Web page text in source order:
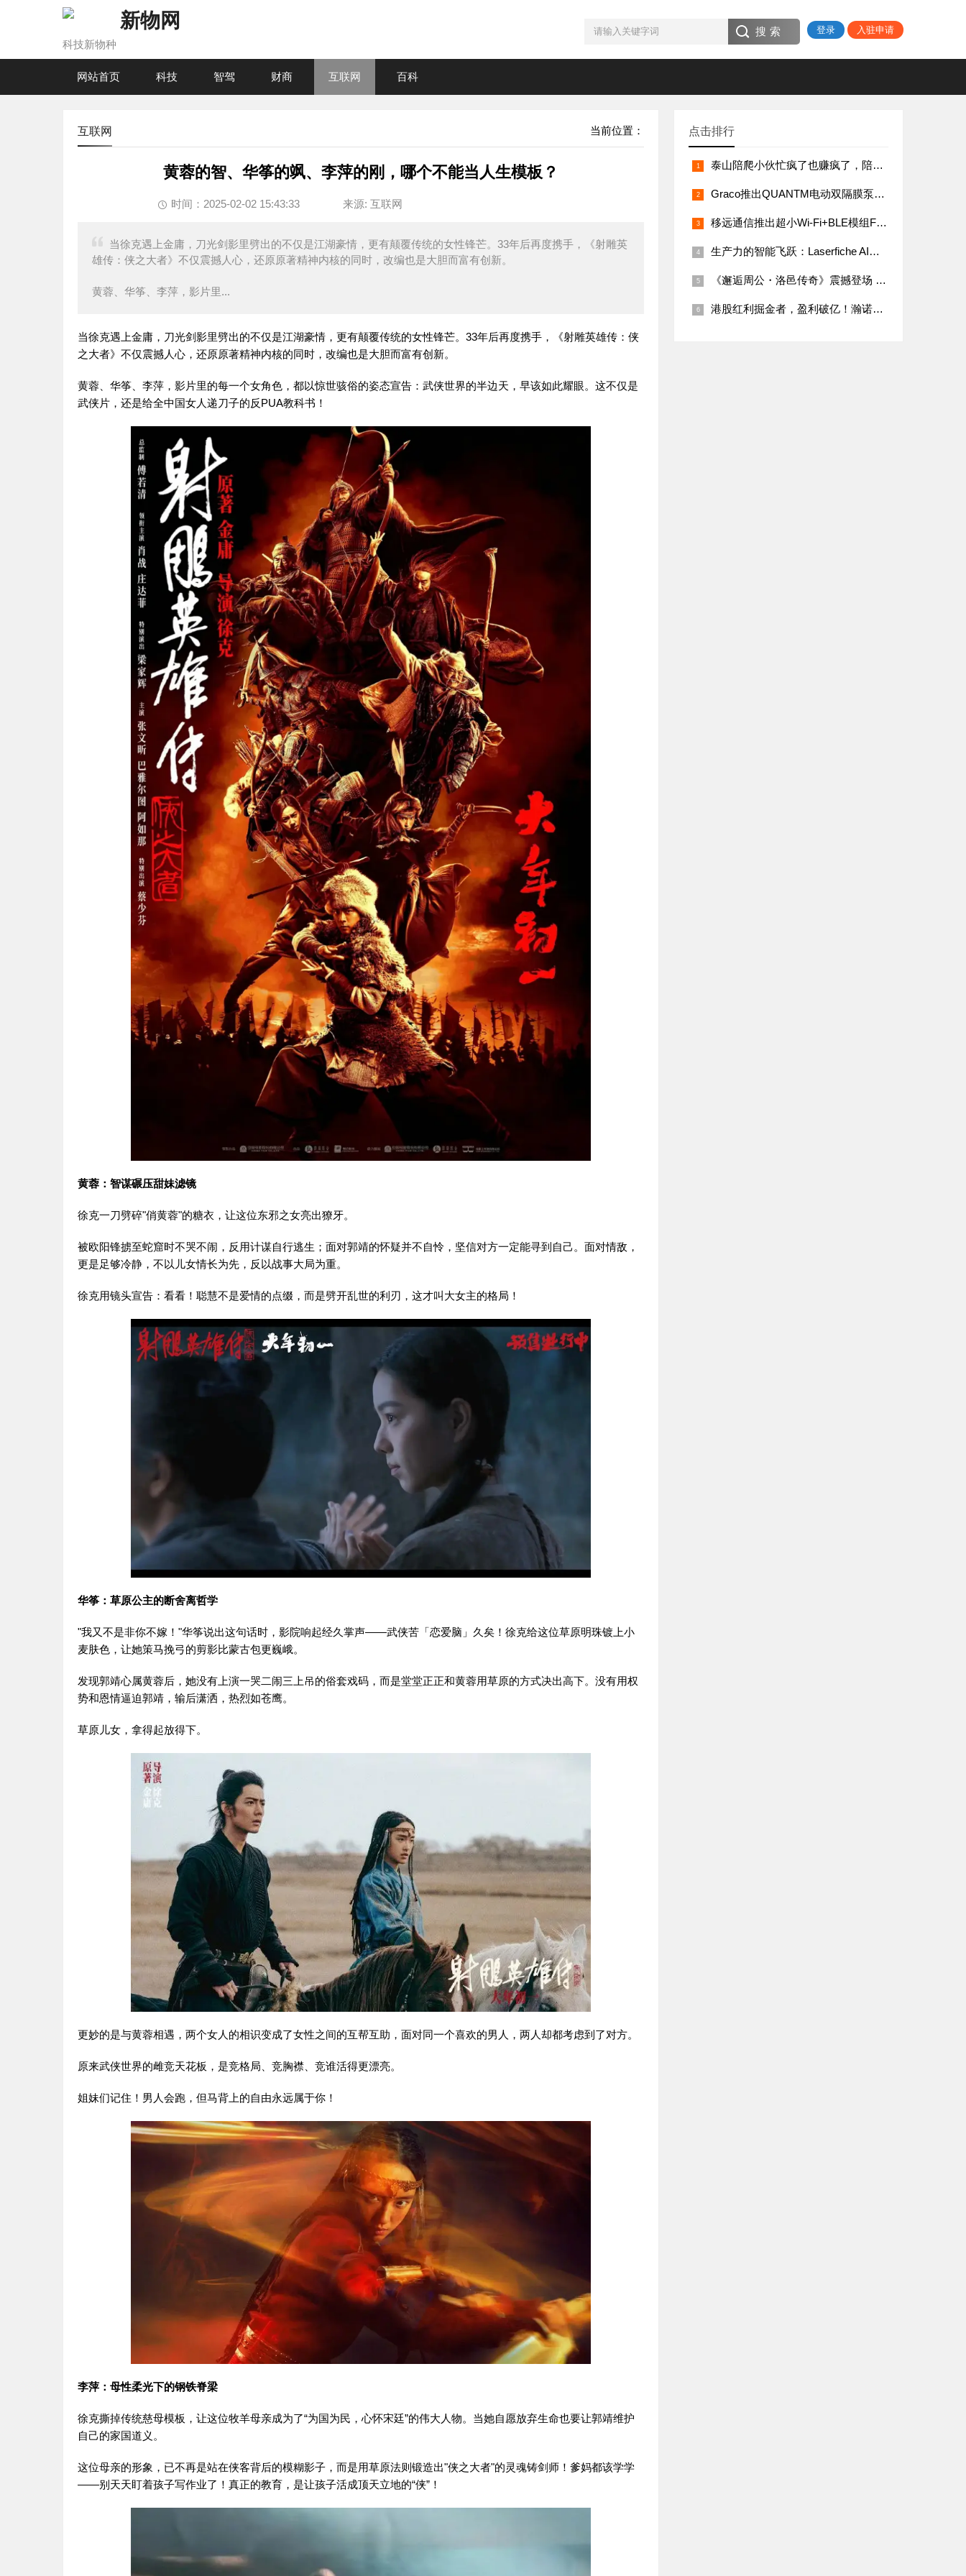
登录 入驻申请
新物网
科技新物种
网站首页 科技 智驾 财商 互联网 百科
当前位置：
互联网
黄蓉的智、华筝的飒、李萍的刚，哪个不能当人生模板？
时间：2025-02-02 15:43:33 来源: 互联网
当徐克遇上金庸，刀光剑影里劈出的不仅是江湖豪情，更有颠覆传统的女性锋芒。33年后再度携手，《射雕英
雄传：侠之大者》不仅震撼人心，还原原著精神内核的同时，改编也是大胆而富有创新。
黄蓉、华筝、李萍，影片里...
当徐克遇上金庸，刀光剑影里劈出的不仅是江湖豪情，更有颠覆传统的女性锋芒。33年后再度携手，《射雕英雄传：侠
之大者》不仅震撼人心，还原原著精神内核的同时，改编也是大胆而富有创新。
黄蓉、华筝、李萍，影片里的每一个女角色，都以惊世骇俗的姿态宣告：武侠世界的半边天，早该如此耀眼。这不仅是
武侠片，还是给全中国女人递刀子的反PUA教科书！
黄蓉：智谋碾压甜妹滤镜
徐克一刀劈碎"俏黄蓉"的糖衣，让这位东邪之女亮出獠牙。
被欧阳锋掳至蛇窟时不哭不闹，反用计谋自行逃生；面对郭靖的怀疑并不自怜，坚信对方一定能寻到自己。面对情敌，
更是足够冷静，不以儿女情长为先，反以战事大局为重。
徐克用镜头宣告：看看！聪慧不是爱情的点缀，而是劈开乱世的利刃，这才叫大女主的格局！
华筝：草原公主的断舍离哲学
"我又不是非你不嫁！"华筝说出这句话时，影院响起经久掌声——武侠苦「恋爱脑」久矣！徐克给这位草原明珠镀上小
麦肤色，让她策马挽弓的剪影比蒙古包更巍峨。
发现郭靖心属黄蓉后，她没有上演一哭二闹三上吊的俗套戏码，而是堂堂正正和黄蓉用草原的方式决出高下。没有用权
势和恩情逼迫郭靖，输后潇洒，热烈如苍鹰。
草原儿女，拿得起放得下。
更妙的是与黄蓉相遇，两个女人的相识变成了女性之间的互帮互助，面对同一个喜欢的男人，两人却都考虑到了对方。
原来武侠世界的雌竞天花板，是竞格局、竞胸襟、竞谁活得更漂亮。
姐妹们记住！男人会跑，但马背上的自由永远属于你！
李萍：母性柔光下的钢铁脊梁
徐克撕掉传统慈母模板，让这位牧羊母亲成为了“为国为民，心怀宋廷”的伟大人物。当她自愿放弃生命也要让郭靖维护
自己的家国道义。
这位母亲的形象，已不再是站在侠客背后的模糊影子，而是用草原法则锻造出"侠之大者"的灵魂铸剑师！爹妈都该学学
——别天天盯着孩子写作业了！真正的教育，是让孩子活成顶天立地的“侠”！
点击排行
泰山陪爬小伙忙疯了也赚疯了，陪爬一大学生为主
Graco推出QUANTM电动双隔膜泵系列的改进产品
移远通信推出超小Wi-Fi+BLE模组FGM842D系列，赋能智能家居与工业物联网高效互联
生产力的智能飞跃：Laserfiche AI驱动新一代ECM工具
《邂逅周公・洛邑传奇》震撼登场 开启沉浸式历史文化之旅​
港股红利掘金者，盈利破亿！瀚诺有限公司精准把握港股周期，多空策略双丰收